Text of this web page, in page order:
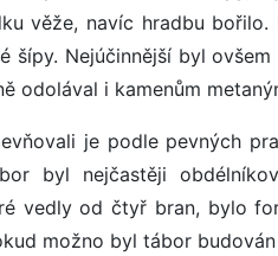
věže, navíc hradbu
šípy. Nejúčinnější byl
odolával i kamenům
je podle pevných
byl nejčastěji
vedly od čtyř bran, bylo
možno byl tábor